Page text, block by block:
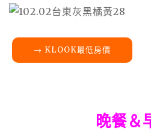
→ KLOOK最低房價
晚餐＆